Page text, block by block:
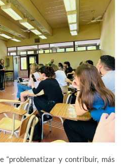
“problematizar y contribuir, más